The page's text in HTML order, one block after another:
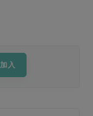
加入